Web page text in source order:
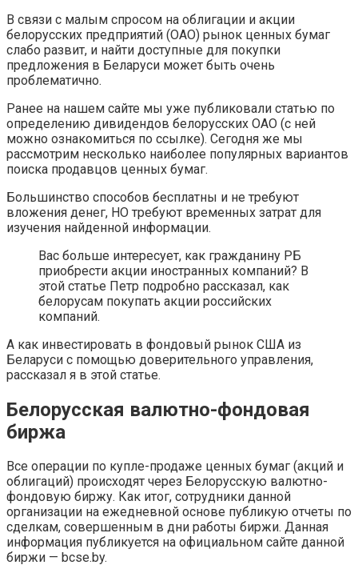
В связи с малым спросом на облигации и акции
белорусских предприятий (ОАО) рынок ценных бумаг
слабо развит, и найти доступные для покупки
предложения в Беларуси может быть очень
проблематично.
Ранее на нашем сайте мы уже публиковали статью по
определению дивидендов белорусских ОАО (с ней
можно ознакомиться по ссылке). Сегодня же мы
рассмотрим несколько наиболее популярных вариантов
поиска продавцов ценных бумаг.
Большинство способов бесплатны и не требуют
вложения денег, НО требуют временных затрат для
изучения найденной информации.
Вас больше интересует, как гражданину РБ
приобрести акции иностранных компаний? В
этой статье Петр подробно рассказал, как
белорусам покупать акции российских
компаний.
А как инвестировать в фондовый рынок США из
Беларуси с помощью доверительного управления,
рассказал я в этой статье.
Белорусская валютно-фондовая
биржа
Все операции по купле-продаже ценных бумаг (акций и
облигаций) происходят через Белорусскую валютно-
фондовую биржу. Как итог, сотрудники данной
организации на ежедневной основе публикую отчеты по
сделкам, совершенным в дни работы биржи. Данная
информация публикуется на официальном сайте данной
биржи — bcse.by.